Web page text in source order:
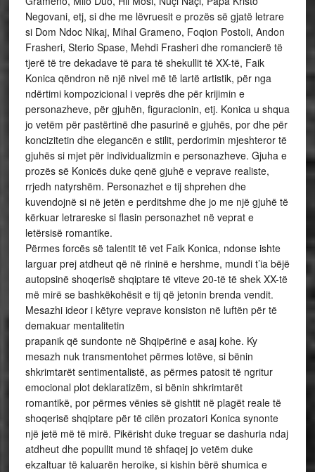
Negovani, etj, si dhe me lëvruesit e prozës së gjatë letrare
si Dom Ndoc Nikaj, Mihal Grameno, Foqion Postoli, Andon
Frasheri, Sterio Spase, Mehdi Frasheri dhe romancierë të
tjerë të tre dekadave të para të shekullit të XX-të, Faik
Konica qëndron në një nivel më të lartë artistik, për nga
ndërtimi kompozicional i veprës dhe për krijimin e
personazheve, për gjuhën, figuracionin, etj. Konica u shqua
jo vetëm për pastërtinë dhe pasurinë e gjuhës, por dhe për
koncizitetin dhe elegancën e stilit, perdorimin mjeshteror të
gjuhës si mjet për individualizmin e personazheve. Gjuha e
prozës së Konicës duke qenë gjuhë e veprave realiste,
rrjedh natyrshëm. Personazhet e tij shprehen dhe
kuvendojnë si në jetën e perditshme dhe jo me një gjuhë të
kërkuar letrareske si flasin personazhet në veprat e
letërsisë romantike.
Përmes forcës së talentit të vet Faik Konica, ndonse ishte
larguar prej atdheut që në rininë e hershme, mundi t’ia bëjë
autopsinë shoqerisë shqiptare të viteve 20-të të shek XX-të
më mirë se bashkëkohësit e tij që jetonin brenda vendit.
Mesazhi ideor i këtyre veprave konsiston në luftën për të
demakuar mentalitetin
prapanik që sundonte në Shqipërinë e asaj kohe. Ky
mesazh nuk transmentohet përmes lotëve, si bënin
shkrimtarët sentimentalistë, as përmes patosit të ngritur
emocional plot deklaratizëm, si bënin shkrimtarët
romantikë, por përmes vënies së gishtit në plagët reale të
shoqerisë shqiptare për të cilën prozatori Konica synonte
një jetë më të mirë. Pikërisht duke treguar se dashuria ndaj
atdheut dhe popullit mund të shfaqej jo vetëm duke
ekzaltuar të kaluarën heroike, si kishin bërë shumica e